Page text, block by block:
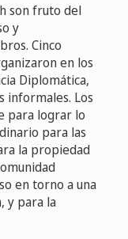
son fruto del
y
Cinco
en los
Diplomática,
informales. Los
para lograr lo
para las
la propiedad
en torno a una
y para la